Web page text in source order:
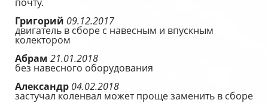
Григорий 09.12.2017
двигатель в сборе с навесным и впускным
колектором
Абрам 21.01.2018
без навесного оборудования
Александр 04.02.2018
застучал коленвал может проще заменить в сборе